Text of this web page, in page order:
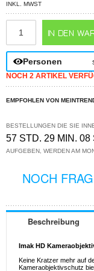
INKL. MWST
Personen
NOCH 2 ARTIKEL
EMPFOHLEN VON
BESTELLUNGEN DIE SIE
57 STD. 29 MIN. 08
AUFGEBEN, WERDEN AM
NOCH
Beschreibung
Imak HD
Keine Kratzer mehr auf
Kameraobjektivschutz